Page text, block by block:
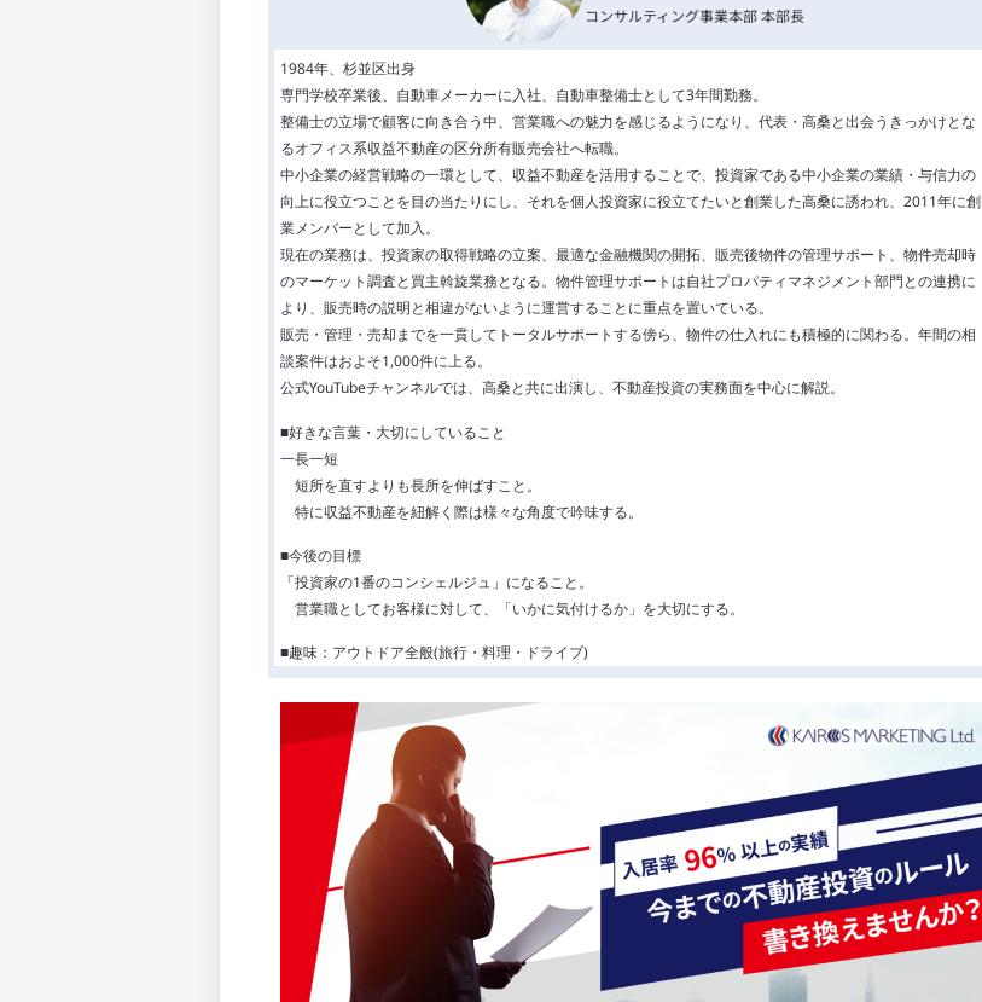
コンサルティング事業本部 本部長
1984年、杉並区出身
専門学校卒業後、自動車メーカーに入社、自動車整備士として3年間勤務。
整備士の立場で顧客に向き合う中、営業職への魅力を感じるようになり、代表・高桑と出会うきっかけとな
るオフィス系収益不動産の区分所有販売会社へ転職。
中小企業の経営戦略の一環として、収益不動産を活用することで、投資家である中小企業の業績・与信力の
向上に役立つことを目の当たりにし、それを個人投資家に役立てたいと創業した高桑に誘われ、2011年に創
業メンバーとして加入。
現在の業務は、投資家の取得戦略の立案、最適な金融機関の開拓、販売後物件の管理サポート、物件売却時
のマーケット調査と買主斡旋業務となる。物件管理サポートは自社プロパティマネジメント部門との連携に
より、販売時の説明と相違がないように運営することに重点を置いている。
販売・管理・売却までを一貫してトータルサポートする傍ら、物件の仕入れにも積極的に関わる。年間の相
談案件はおよそ1,000件に上る。
公式YouTubeチャンネルでは、高桑と共に出演し、不動産投資の実務面を中心に解説。
■好きな言葉・大切にしていること
一長一短
短所を直すよりも長所を伸ばすこと。
特に収益不動産を紐解く際は様々な角度で吟味する。
■今後の目標
「投資家の1番のコンシェルジュ」になること。
営業職としてお客様に対して、「いかに気付けるか」を大切にする。
■趣味：アウトドア全般(旅行・料理・ドライブ)